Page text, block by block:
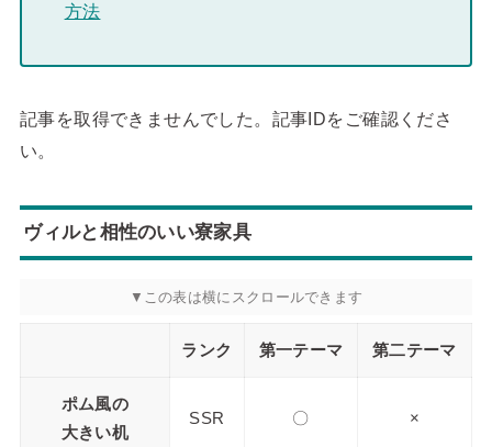
方法
記事を取得できませんでした。記事IDをご確認くださ
い。
ヴィルと相性のいい寮家具
ランク 第一テーマ 第二テーマ
ポム風の
大きい机
SSR 〇 ×